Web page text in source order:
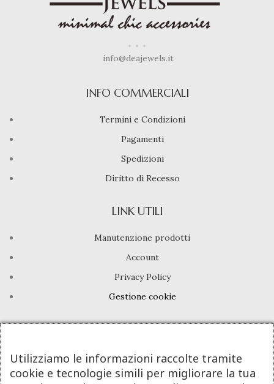
info@deajewels.it
INFO COMMERCIALI
Termini e Condizioni
Pagamenti
Spedizioni
Diritto di Recesso
LINK UTILI
Manutenzione prodotti
Account
Privacy Policy
Gestione cookie
Chi siamo
Dicono di noi
Utilizziamo le informazioni raccolte tramite
cookie e tecnologie simili per migliorare la tua